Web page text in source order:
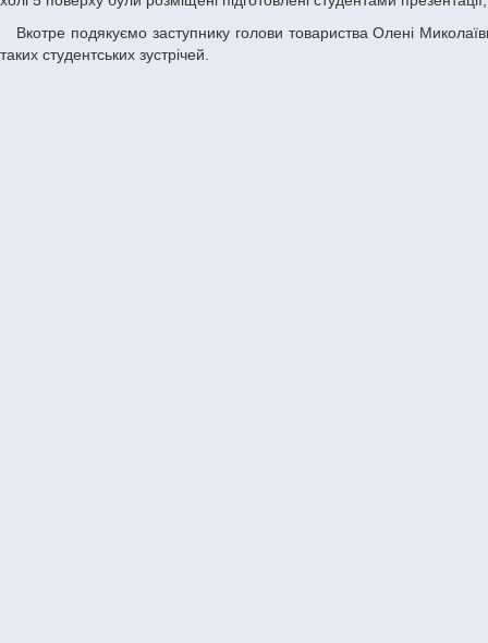
Вкотре подякуємо заступнику голови товариства Олені Миколаївні Апіченок, яка підтримує діалог з факультетом і щиро допомагає у проведенні
таких студентських зустрічей.